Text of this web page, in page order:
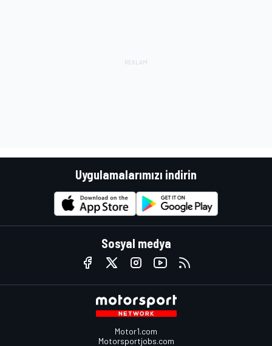
Uygulamalarımızı indirin
Sosyal medya
Motor1.com
Motorsportjobs.com